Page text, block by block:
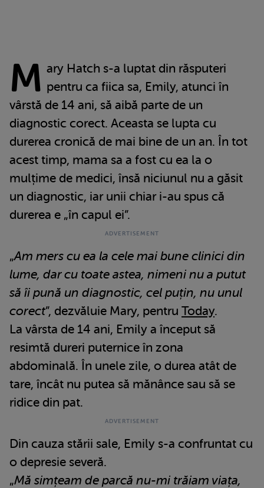
M ary Hatch s-a luptat din răsputeri
pentru ca fiica sa, Emily, atunci în
vârstă de 14 ani, să aibă parte de un
diagnostic corect. Aceasta se lupta cu
durerea cronică de mai bine de un an. În tot
acest timp, mama sa a fost cu ea la o
mulțime de medici, însă niciunul nu a găsit
un diagnostic, iar unii chiar i-au spus că
durerea e „în capul ei”.
„Am mers cu ea la cele mai bune clinici din
lume, dar cu toate astea, nimeni nu a putut
să îi pună un diagnostic, cel puțin, nu unul
corect”, dezvăluie Mary, pentru Today.
La vârsta de 14 ani, Emily a început să
resimtă dureri puternice în zona
abdominală. În unele zile, o durea atât de
tare, încât nu putea să mănânce sau să se
ridice din pat.
Din cauza stării sale, Emily s-a confruntat cu
o depresie severă.
„Mă simțeam de parcă nu-mi trăiam viața,